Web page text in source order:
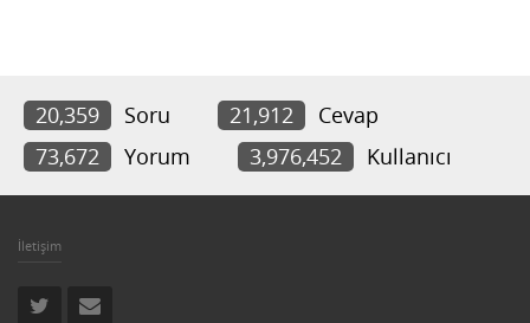
20,359 Soru 21,912
Cevap
73,672
Yorum 3,976,452 Kullanıcı
İletişim